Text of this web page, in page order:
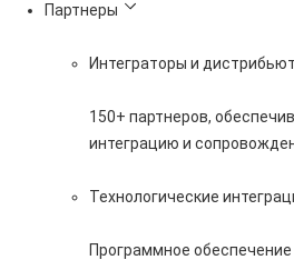
Партнеры
Интеграторы и
150+ партнеров,
интеграцию и
Технологические
Программное